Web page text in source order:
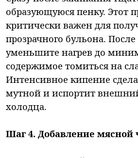
образующуюся пенку. Этот
критически важен для
прозрачного бульона.
уменьшите нагрев до
содержимое томиться на
Интенсивное кипение
мутной и испортит
холодца.
Шаг 4. Добавление мясной